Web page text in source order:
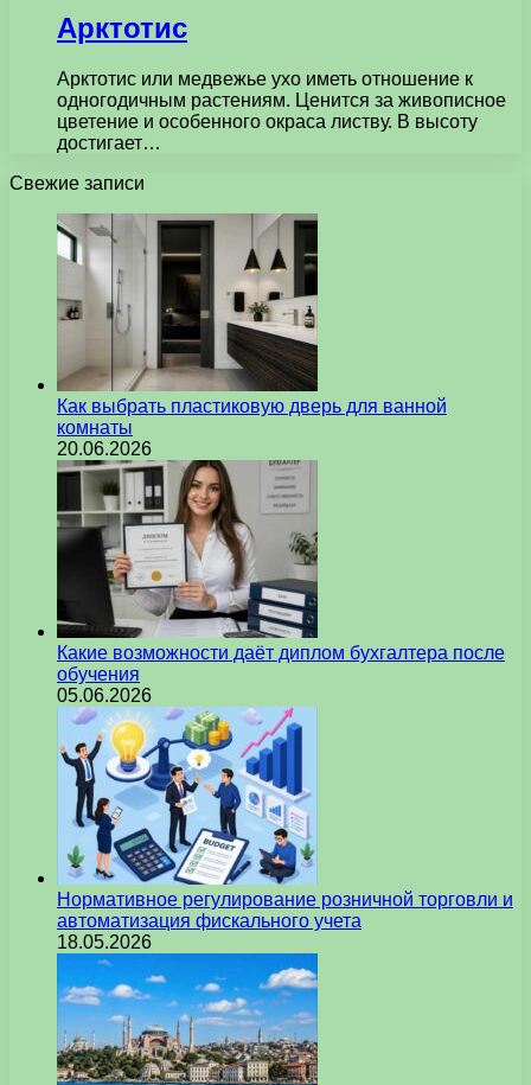
Арктотис
Арктотис или медвежье ухо иметь отношение к
одногодичным растениям. Ценится за живописное
цветение и особенного окраса листву. В высоту
достигает…
Свежие записи
Как выбрать пластиковую дверь для ванной
комнаты
20.06.2026
Какие возможности даёт диплом бухгалтера после
обучения
05.06.2026
Нормативное регулирование розничной торговли и
автоматизация фискального учета
18.05.2026